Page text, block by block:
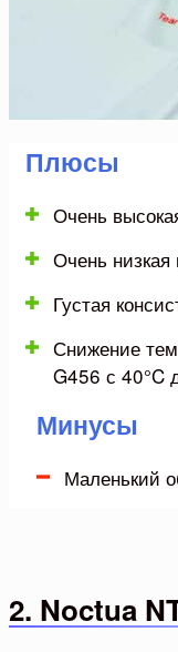
Плюсы
Очень
Очень низкая
Густая
Снижение
G456 с 40°C
Минусы
Маленький
2. Noctua